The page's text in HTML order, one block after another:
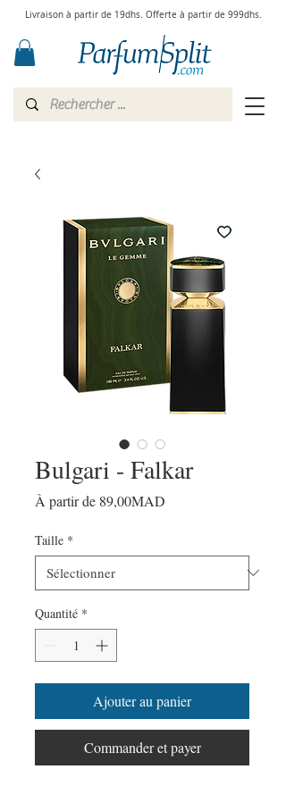
Livraison à partir de 19dhs. Offerte à partir de 999dhs.
Bulgari - Falkar
À partir de 89,00MAD
Taille *
Quantité *
Ajouter au panier
Commander et payer